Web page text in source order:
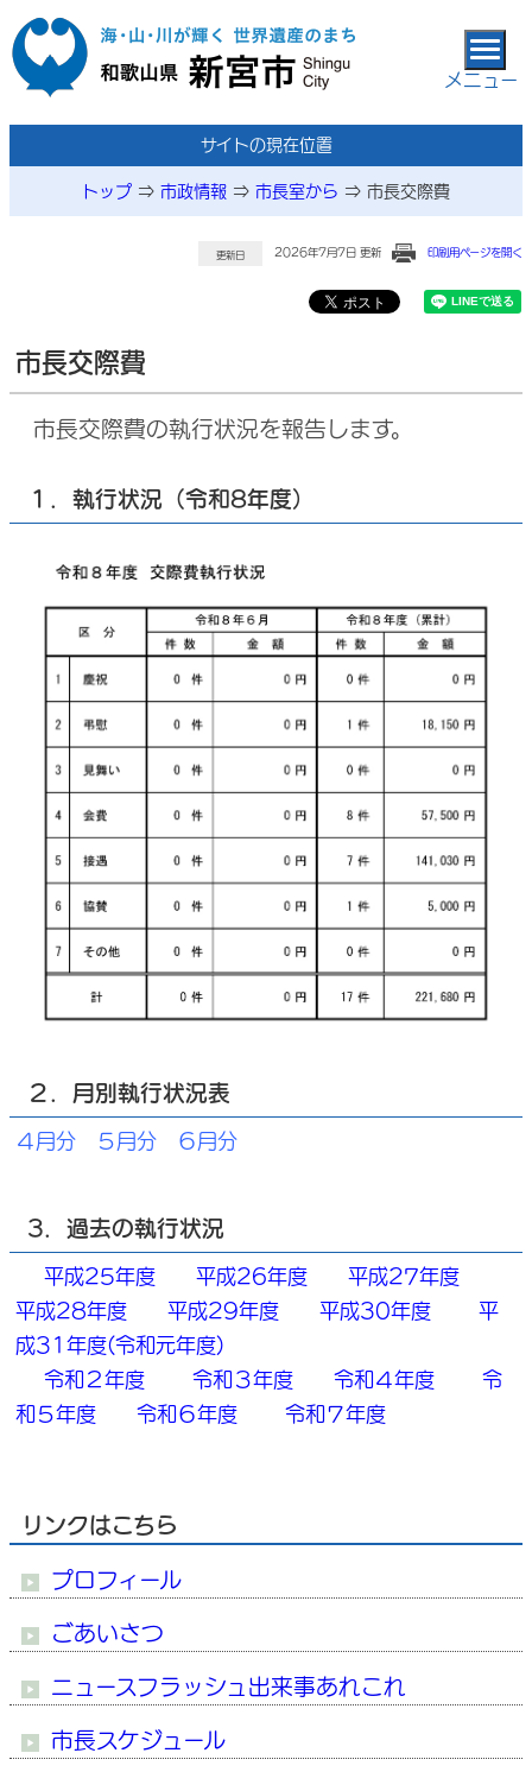
本文へ移動
メニュー
サイトの現在位置
トップ ⇒ 市政情報 ⇒ 市長室から ⇒ 市長交際費
更新日 2026年7月7日 更新 印刷用ページを開く
市長交際費
市長交際費の執行状況を報告します。
１．執行状況（令和8年度）
２．月別執行状況表
４月分 ５月分 ６月分
3．過去の執行状況
平成25年度 平成26年度
平成27年度
平成28年度
平成29年度 平成30年度
平
成31年度(令和元年度)
令和２年度
令和３年度 令和４年度
令
和５年度
令和６年度 令和７年度
リンクはこちら
プロフィール
ごあいさつ
ニュースフラッシュ出来事あれこれ
市長スケジュール